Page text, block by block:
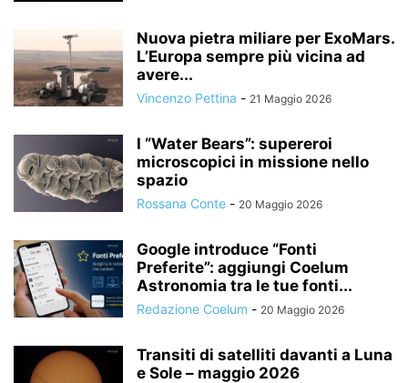
Nuova pietra miliare per ExoMars.
L’Europa sempre più vicina ad
avere...
Vincenzo Pettina - 21 Maggio 2026
I “Water Bears”: supereroi
microscopici in missione nello
spazio
Rossana Conte - 20 Maggio 2026
Google introduce “Fonti
Preferite”: aggiungi Coelum
Astronomia tra le tue fonti...
Redazione Coelum - 20 Maggio 2026
Transiti di satelliti davanti a Luna
e Sole – maggio 2026